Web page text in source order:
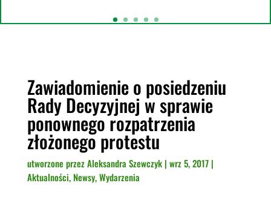
Zawiadomienie o posiedzeniu
Rady Decyzyjnej w sprawie
ponownego rozpatrzenia
złożonego protestu
utworzone przezAleksandra Szewczyk| wrz 5, 2017|
Aktualności, Newsy,Wydarzenia